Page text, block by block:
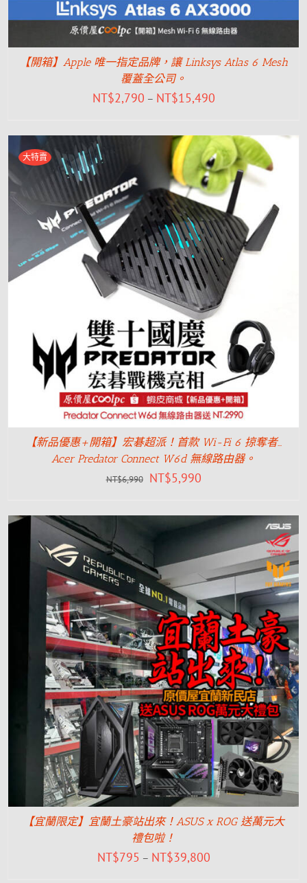
【開箱】Apple 唯一指定品牌，讓 Linksys Atlas 6 Mesh
覆蓋全公司。
NT$2,790 – NT$15,490
大特賣
【新品優惠+開箱】宏碁超派！首款 Wi-Fi 6 掠奪者…
Acer Predator Connect W6d 無線路由器。
NT$6,990 NT$5,990
【宜蘭限定】宜蘭土豪站出來！ASUS x ROG 送萬元大
禮包啦！
NT$795 – NT$39,800